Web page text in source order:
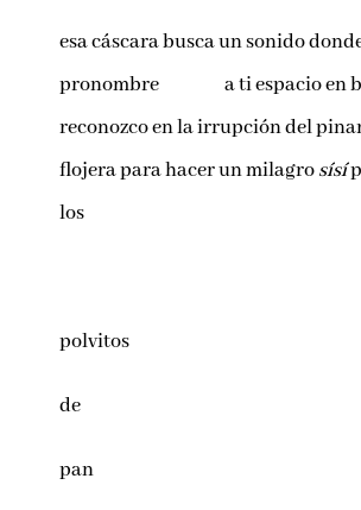
esa cáscara busca un sonido
pronombre a ti espacio en
reconozco en la irrupción del
flojera para hacer un milagrosísí
los
polvitos
de
pan